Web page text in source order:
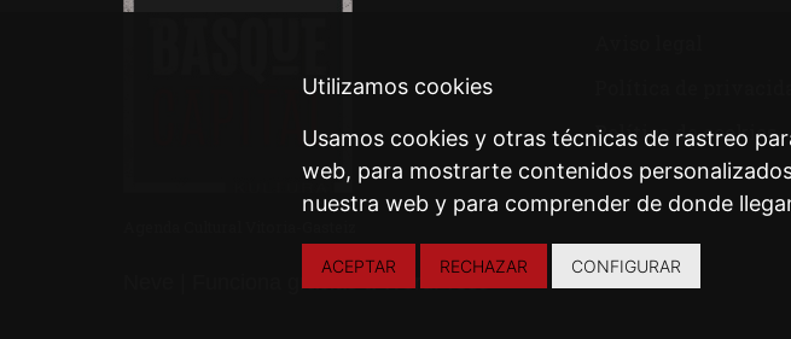
Utilizamos cookies
Usamos cookies y otras técnicas de rastreo
web, para mostrarte contenidos
nuestra web y para comprender de donde
ACEPTAR RECHAZAR CONFIGURAR
| Funciona gracias aWordPress
Política de cookies